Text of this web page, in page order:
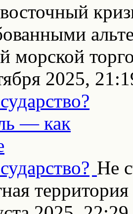
морской
2025,
Не
территория